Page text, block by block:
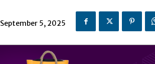
September 5, 2025